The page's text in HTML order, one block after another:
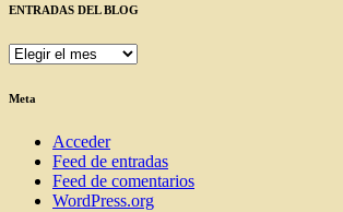
ENTRADAS DEL BLOG
ENTRADAS
BLOG
Meta
Acceder
Feed de entradas
Feed de comentarios
WordPress.org